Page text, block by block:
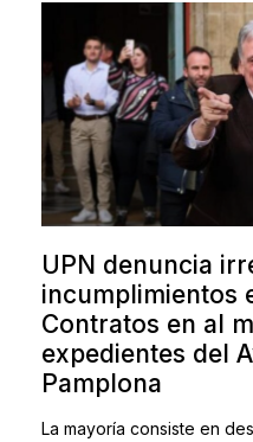
UPN denuncia
incumplimientos
Contratos en al
expedientes del
Pamplona
La mayoría consiste en